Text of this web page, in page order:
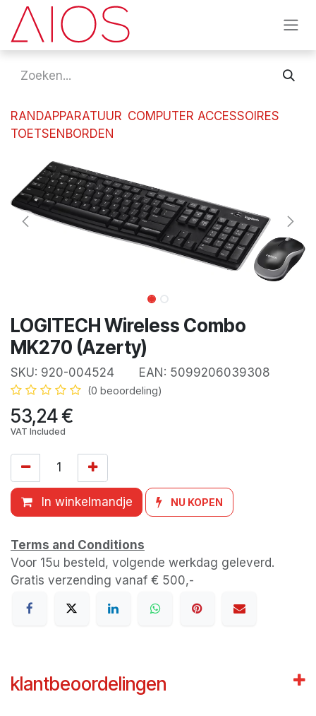
Overslaan naar inhoud
RANDAPPARATUUR COMPUTER ACCESSOIRES
TOETSENBORDEN
LOGITECH Wireless Combo
MK270 (Azerty)
SKU: 920-004524 EAN: 5099206039308
(0 beoordeling)
53,24€
VAT Included
In winkelmandje NU KOPEN
Terms and Conditions
Voor 15u besteld, volgende werkdag geleverd.
Gratis verzending vanaf € 500,-
klantbeoordelingen